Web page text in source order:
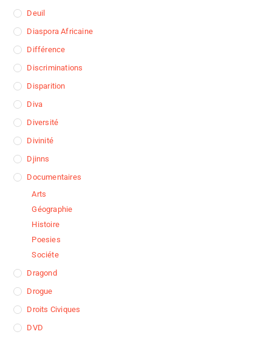
Deuil
Diaspora Africaine
Différence
Discriminations
Disparition
Diva
Diversité
Divinité
Djinns
Documentaires
Arts
Géographie
Histoire
Poesies
Sociéte
Dragond
Drogue
Droits Civiques
DVD